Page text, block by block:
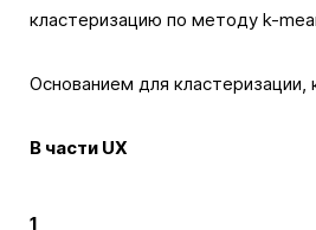
кластеризацию по методу k-
Основанием для кластеризации,
В части UX
1